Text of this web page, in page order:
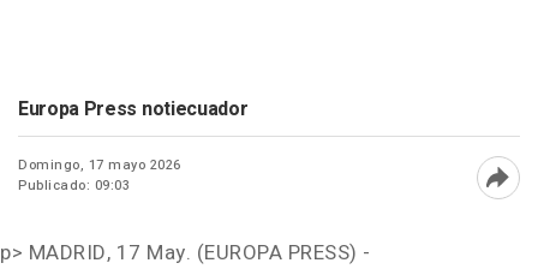
Europa Press notiecuador
Domingo, 17 mayo 2026
Publicado: 09:03
p> MADRID, 17 May. (EUROPA PRESS) -